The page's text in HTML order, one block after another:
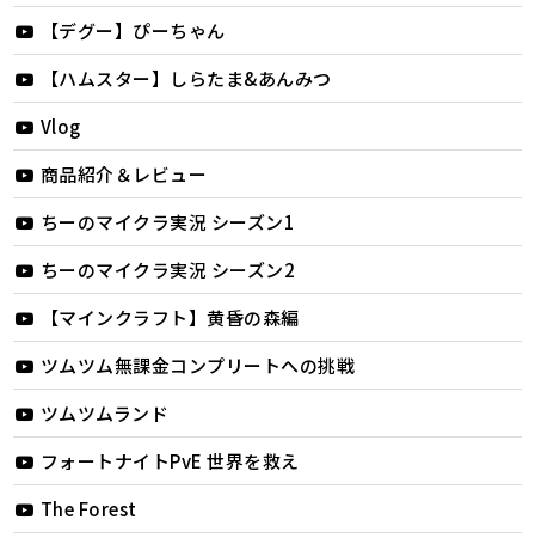
【デグー】ぴーちゃん
【ハムスター】しらたま&あんみつ
Vlog
商品紹介＆レビュー
ちーのマイクラ実況 シーズン1
ちーのマイクラ実況 シーズン2
【マインクラフト】黄昏の森編
ツムツム無課金コンプリートへの挑戦
ツムツムランド
フォートナイトPvE 世界を救え
The Forest